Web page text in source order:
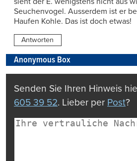
Seuchenvogel. Ausserdem ist er
Haufen Kohle. Das ist doch etwas!
Antworten
Anonymous Box
Senden Sie Ihren Hinweis
605 39 52. Lieber per Post?